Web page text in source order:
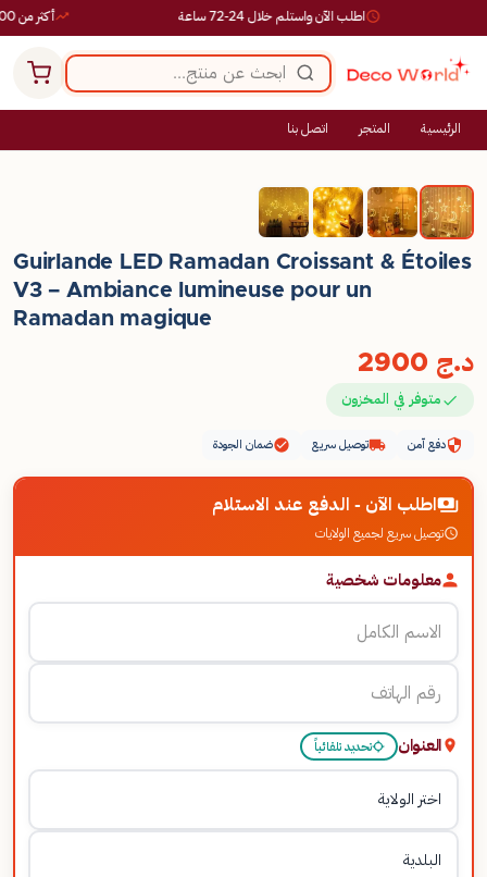
أكثر من 10,000 طلب ناجح اطلب الآن واستلم خلال 24-72 ساعة
الرئيسية المتجر اتصل بنا
Guirlande LED Ramadan Croissant & Étoiles
V3 – Ambiance lumineuse pour un
Ramadan magique
د.ج
متوفر في المخزون
دفع آمن توصيل سريع ضمان الجودة
اطلب الآن - الدفع عند الاستلام
توصيل سريع لجميع الولايات
معلومات شخصية
العنوان تحديد تلقائياً